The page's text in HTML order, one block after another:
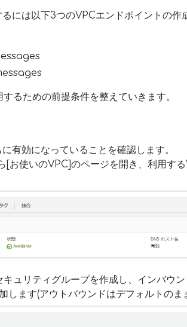
には以下3つのVPCエンドポイントの作
るための前提条件を整えていきます。
有効になっていることを確認します。
お使いのVPC]のページを開き、利用す
ュリティグループを作成し、インバウ
ます(アウトバウンドはデフォルトのま